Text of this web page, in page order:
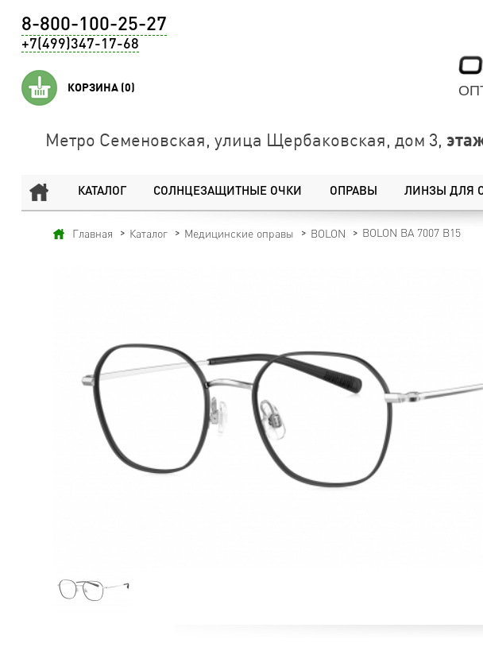
8-800-100-25-27
+7(499)347-17-68
КОРЗИНА (0)
Метро Семеновская, улица Щербаковская, дом 3,
КАТАЛОГ СОЛНЦЕЗАЩИТНЫЕ ОЧКИ ОПРАВЫ ЛИНЗЫ ДЛЯ
Главная Каталог Медицинские оправы BOLON BOLON BA 7007 B15